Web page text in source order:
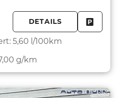
DETAILS
5,60 l/100km
g/km